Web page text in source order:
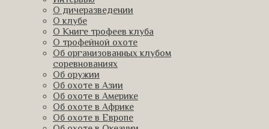
О дичеразведении
О клубе
О Книге трофеев клуба
О трофейной охоте
Об организованных клубом
соревнованиях
Об оружии
Об охоте в Азии
Об охоте в Америке
Об охоте в Африке
Об охоте в Европе